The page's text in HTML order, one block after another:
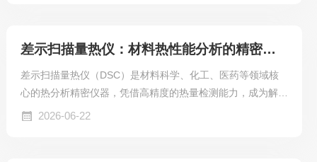
差示扫描量热仪：材料热性能分析的精密利器
差示扫描量热仪（DSC）是材料科学、化工、医药等领域核
心的热分析精密仪器，凭借高精度的热量检测能力，成为解析
材料热行为、判定材料性能的关键设备，广泛应用于材料研
2026-06-22